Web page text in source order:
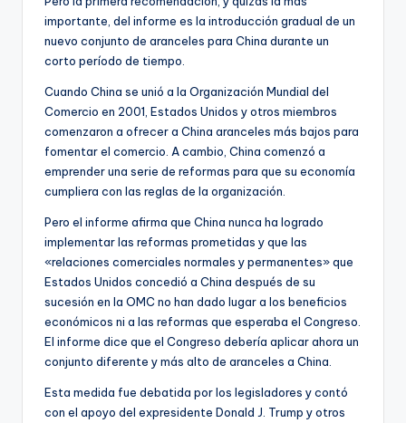
importante, del informe es la introducción gradual de un
nuevo conjunto de aranceles para China durante un
corto período de tiempo.
Cuando China se unió a la Organización Mundial del
Comercio en 2001, Estados Unidos y otros miembros
comenzaron a ofrecer a China aranceles más bajos para
fomentar el comercio. A cambio, China comenzó a
emprender una serie de reformas para que su economía
cumpliera con las reglas de la organización.
Pero el informe afirma que China nunca ha logrado
implementar las reformas prometidas y que las
«relaciones comerciales normales y permanentes» que
Estados Unidos concedió a China después de su
sucesión en la OMC no han dado lugar a los beneficios
económicos ni a las reformas que esperaba el Congreso.
El informe dice que el Congreso debería aplicar ahora un
conjunto diferente y más alto de aranceles a China.
Esta medida fue debatida por los legisladores y contó
con el apoyo del expresidente Donald J. Trump y otros